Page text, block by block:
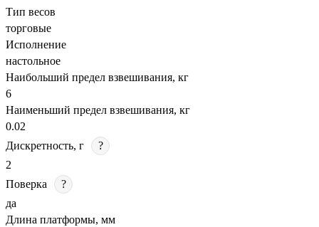
Тип весов
торговые
Исполнение
настольное
Наибольший предел взвешивания, кг
6
Наименьший предел взвешивания, кг
0.02
Дискретность, г
?
2
Поверка
?
да
Длина платформы, мм